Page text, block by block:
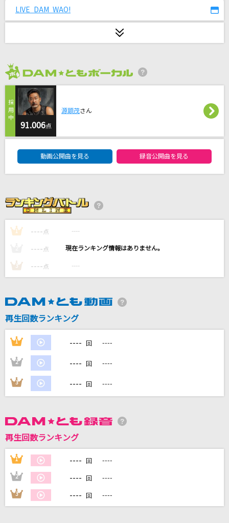
ドッタバッタ珍道中！
Little Busters!～TV animation ver.～
こっちのけんと
深愛
崩壊前夜
SixTONES
[生音]カブトムシ
[生音]青と夏
Mrs. GREEN APPLE
[生音]メイン・テーマ
JOINT
川田まみ
DAMの新曲・ランキングなど
DAMに会員登録・ログインして
カラオケをもっと楽しもう！
LIVE DAM WAO!
91.006点
源顕茂さん
動画公開曲を見る 録音公開曲を見る
1 ---- 点 ----
---- 点 ----
3 ---- 点 ----
再生回数ランキング
1 ---- 回 ----
2 ---- 回 ----
3 ---- 回 ----
再生回数ランキング
1 ---- 回 ----
2 ---- 回 ----
3 ---- 回 ----